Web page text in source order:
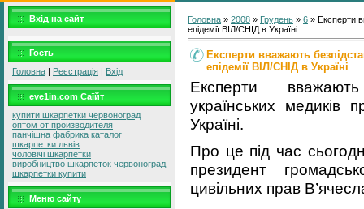
Вхід на сайт
Гость
Головна | Реєстрація | Вхід
eve1in.com Саїйт
купити шкарпетки червоноград
оптом от производителя
панчішна фабрика каталог
шкарпетки львів
чоловічі шкарпетки
виробництво шкарпеток червоноград
шкарпетки купити
Меню сайту
Головна » 2008 » Грудень » 6 » Експерти
епідемії ВІЛ/СНІД в Україні
Експерти вважають
епідемії ВІЛ/СНІД в Україні
Експерти
українських медиків
Україні.
Про це під час
президент
цивільних прав